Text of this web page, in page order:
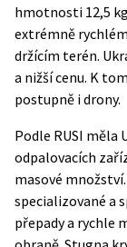
hmotnosti 12,5
extrémně
držícím terén.
a nižší cenu. K
postupně i drony.
Podle RUSI měla
odpalovacích
masové
specializované a
přepady a rychle